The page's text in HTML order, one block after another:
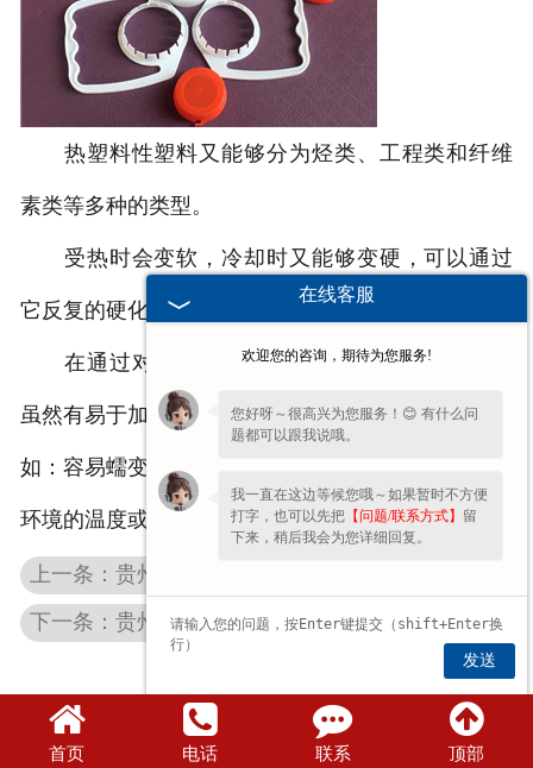
热塑料性塑料又能够分为烃类、工程类和纤维
素类等多种的类型。
受热时会变软，冷却时又能够变硬，可以通过
它反复的硬化或软化形成固定的形状。
在通过对塑料盖网的测试和实验发现，热塑料
虽然有易于加工成型等优点，但也有一定的缺点，例
如：容易蠕变，这种蠕变的程度是随着承受的负荷、
环境的温度或者溶剂的湿度产生一定的变化。
下一条：贵州拉环内盖的制作详情
首页 电话 联系 顶部
豫公网安备 41071102000896号
在线客服
欢迎您的咨询，期待为您服务!
您好呀～很高兴为您服务！😊 有什么问
题都可以跟我说哦。
我一直在这边等候您哦～如果暂时不方便
打字，也可以先把 【问题/联系方式】 留
下来，稍后我会为您详细回复。
发送